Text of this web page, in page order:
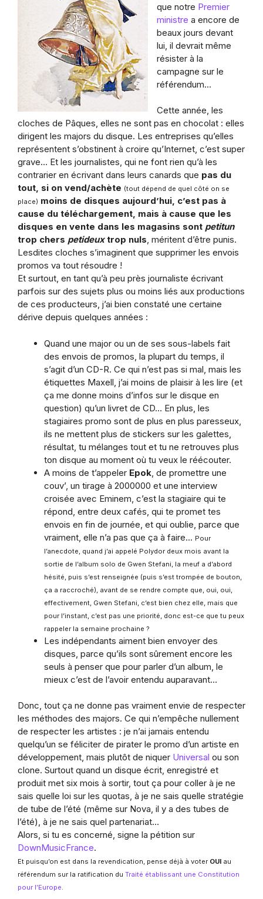
que notre Premier
ministre a encore de
beaux jours devant
lui, il devrait même
résister à la
campagne sur le
référendum…
Cette année, les
cloches de Pâques, elles ne sont pas en chocolat : elles
dirigent les majors du disque. Les entreprises qu’elles
représentent s’obstinent à croire qu’Internet, c’est super
grave… Et les journalistes, qui ne font rien qu’à les
contrarier en écrivant dans leurs canards que pas du
tout, si on vend/achète (tout dépend de quel côté on se
place) moins de disques aujourd’hui, c’est pas à
cause du téléchargement, mais à cause que les
disques en vente dans les magasins sont petitun
trop chers petideuxtrop nuls, méritent d’être punis.
Lesdites cloches s’imaginent que supprimer les envois
promos va tout résoudre !
Et surtout, en tant qu’à peu près journaliste écrivant
parfois sur des sujets plus ou moins liés aux productions
de ces producteurs, j’ai bien constaté une certaine
dérive depuis quelques années :
Quand une major ou un de ses sous-labels fait
des envois de promos, la plupart du temps, il
s’agit d’un CD-R. Ce qui n’est pas si mal, mais les
étiquettes Maxell, j’ai moins de plaisir à les lire (et
ça me donne moins d’infos sur le disque en
question) qu’un livret de CD… En plus, les
stagiaires promo sont de plus en plus paresseux,
ils ne mettent plus de stickers sur les galettes,
résultat, tu mélanges tout et tu ne retrouves plus
ton disque au moment où tu veux le réécouter.
A moins de t’appeler Epok , de promettre une
couv’, un tirage à 2000000 et une interview
croisée avec Eminem, c’est la stagiaire qui te
répond, entre deux cafés, qui te promet tes
envois en fin de journée, et qui oublie, parce que
vraiment, elle n’a pas que ça à faire… Pour
l’anecdote, quand j’ai appelé Polydor deux mois avant la
sortie de l’album solo de Gwen Stefani, la meuf a d’abord
hésité, puis s’est renseignée (puis s’est trompée de bouton,
ça a raccroché), avant de se rendre compte que, oui, oui,
effectivement, Gwen Stefani, c’est bien chez elle, mais que
pour l’instant, c’est pas une priorité, donc est-ce que tu peux
rappeler la semaine prochaine ?
Les indépendants aiment bien envoyer des
disques, parce qu’ils sont sûrement encore les
seuls à penser que pour parler d’un album, le
mieux c’est de l’avoir entendu auparavant…
Donc, tout ça ne donne pas vraiment envie de respecter
les méthodes des majors. Ce qui n’empêche nullement
de respecter les artistes : je n’ai jamais entendu
quelqu’un se féliciter de pirater le promo d’un artiste en
développement, mais plutôt de niquer Universal ou son
clone. Surtout quand un disque écrit, enregistré et
produit met six mois à sortir, tout ça pour coller à je ne
sais quelle loi sur les quotas, à je ne sais quelle stratégie
de tube de l’été (même sur Nova, il y a des tubes de
l’été), à je ne sais quel partenariat…
Alors, si tu es concerné, signe la pétition sur
DownMusicFrance.
Et puisqu’on est dans la revendication, pense déjà à voter OUI au
référendum sur la ratification du Traité établissant une Constitution
pour l’Europe.